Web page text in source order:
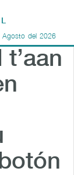
Agosto del 2026